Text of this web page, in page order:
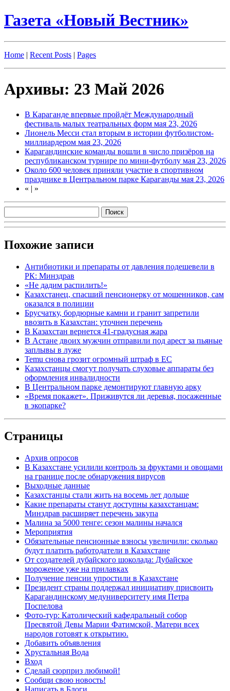
Газета «Новый Вестник»
Home | Recent Posts | Pages
Архивы: 23 Май 2026
В Караганде впервые пройдёт Международный
фестиваль малых театральных форм мая 23, 2026
Лионель Месси стал вторым в истории футболистом-
миллиардером мая 23, 2026
Карагандинские команды вошли в число призёров на
республиканском турнире по мини-футболу мая 23, 2026
Около 600 человек приняли участие в спортивном
празднике в Центральном парке Караганды мая 23, 2026
« | »
Похожие записи
Антибиотики и препараты от давления подешевели в
РК: Минздрав
«Не дадим распилить!»
Казахстанец, спасший пенсионерку от мошенников, сам
оказался в полиции
Брусчатку, бордюрные камни и гранит запретили
ввозить в Казахстан: уточнен перечень
В Казахстан вернется 41-градусная жара
В Астане двоих мужчин отправили под арест за пьяные
заплывы в луже
Temu снова грозит огромный штраф в ЕС
Казахстанцы смогут получать слуховые аппараты без
оформления инвалидности
В Центральном парке демонтируют главную арку
«Время покажет». Приживутся ли деревья, посаженные
в экопарке?
Страницы
Архив опросов
В Казахстане усилили контроль за фруктами и овощами
на границе после обнаружения вирусов
Выходные данные
Казахстанцы стали жить на восемь лет дольше
Какие препараты станут доступны казахстанцам:
Минздрав расширяет перечень закупа
Малина за 5000 тенге: сезон малины начался
Мероприятия
Обязательные пенсионные взносы увеличили: сколько
будут платить работодатели в Казахстане
От создателей дубайского шоколада: Дубайское
мороженое уже на прилавках
Получение пенсии упростили в Казахстане
Президент страны поддержал инициативу присвоить
Карагандинскому медуниверситету имя Петра
Поспелова
Фото-тур: Католический кафедральный собор
Пресвятой Девы Марии Фатимской, Матери всех
народов готовят к открытию.
Добавить объявления
Хрустальная Вода
Вход
Сделай сюрприз любимой!
Сообщи свою новость!